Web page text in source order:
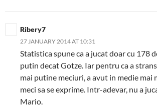
Ribery7
27 JANUARY 2014 AT 10:31
Statistica spune ca a jucat doar cu 178
putin decat Gotze. Iar pentru ca a
mai putine meciuri, a avut in medie mai
meci sa se exprime. Intr-adevar, nu a
Mario.